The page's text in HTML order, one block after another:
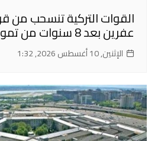
القوات التركية تنسحب من
عفرين بعد 8 سنوات من تموضعها فيها
الإثنين, 10 أغسطس 2026, 1:32